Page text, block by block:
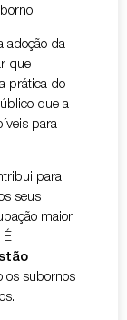
adoção da
que
prática do
que a
para
para
seus
maior
É
os subornos